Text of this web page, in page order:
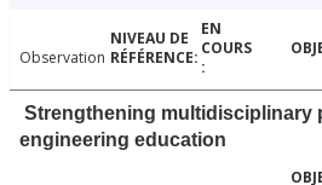
Observation
Strengthening multidisciplinary
engineering education